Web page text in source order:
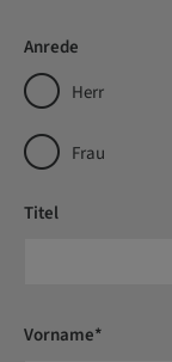
Anrede
Herr
Frau
Titel
Vorname*